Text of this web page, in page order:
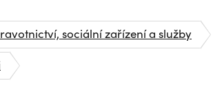
sociální zařízení a služby